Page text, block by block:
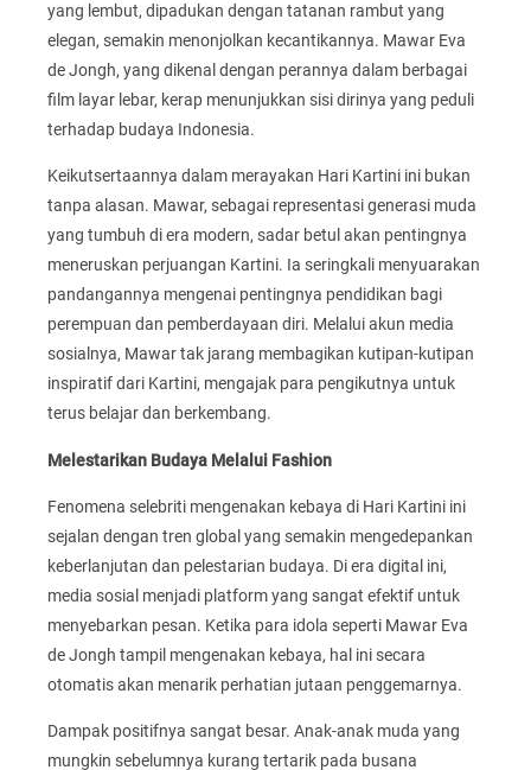
yang lembut, dipadukan dengan tatanan rambut yang
elegan, semakin menonjolkan kecantikannya. Mawar Eva
de Jongh, yang dikenal dengan perannya dalam berbagai
film layar lebar, kerap menunjukkan sisi dirinya yang peduli
terhadap budaya Indonesia.
Keikutsertaannya dalam merayakan Hari Kartini ini bukan
tanpa alasan. Mawar, sebagai representasi generasi muda
yang tumbuh di era modern, sadar betul akan pentingnya
meneruskan perjuangan Kartini. Ia seringkali menyuarakan
pandangannya mengenai pentingnya pendidikan bagi
perempuan dan pemberdayaan diri. Melalui akun media
sosialnya, Mawar tak jarang membagikan kutipan-kutipan
inspiratif dari Kartini, mengajak para pengikutnya untuk
terus belajar dan berkembang.
Melestarikan Budaya Melalui Fashion
Fenomena selebriti mengenakan kebaya di Hari Kartini ini
sejalan dengan tren global yang semakin mengedepankan
keberlanjutan dan pelestarian budaya. Di era digital ini,
media sosial menjadi platform yang sangat efektif untuk
menyebarkan pesan. Ketika para idola seperti Mawar Eva
de Jongh tampil mengenakan kebaya, hal ini secara
otomatis akan menarik perhatian jutaan penggemarnya.
Dampak positifnya sangat besar. Anak-anak muda yang
mungkin sebelumnya kurang tertarik pada busana